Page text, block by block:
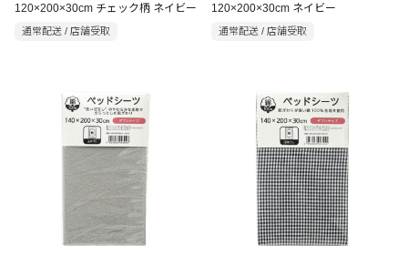
120×200×30cm チェック柄 ネイビー
通常配送 / 店舗受取
120×200×30cm ネイビー
通常配送 / 店舗受取